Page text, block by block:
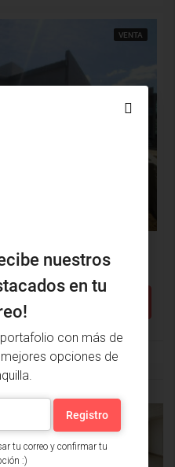
VENTA
(31205)
PRÓXIMA
PROPIEDAD
nuestros
en tu
con más de
opciones de
tu correo y confirmar tu
:)